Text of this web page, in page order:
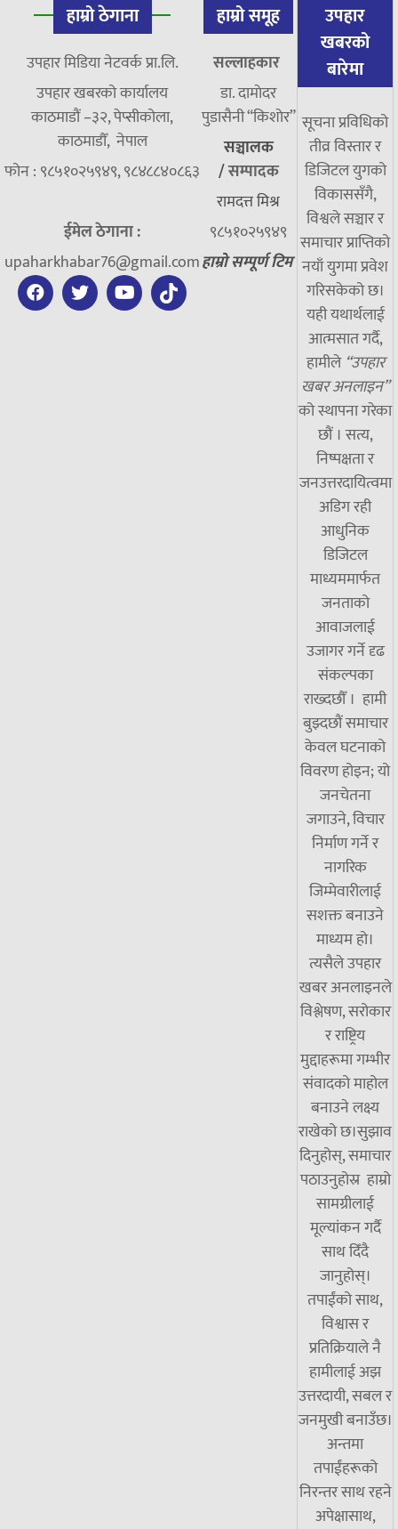
हाम्रो ठेगाना
उपहार मिडिया नेटवर्क प्रा.लि.
उपहार खबरको कार्यालय
काठमाडौं –३२, पेप्सीकोला,
काठमाडौँ, नेपाल
फोन : ९८५१०२५९४९, ९८४८८४०८६३
ईमेल ठेगाना :
upaharkhabar76@gmail.com
हाम्रो समूह
सल्लाहकार
डा. दामाेदर
पुडासैनी “किशाेर”
सञ्चालक
/सम्पादक
रामदत्त मिश्र
९८५१०२५९४९
हाम्रो सम्पूर्ण टिम
उपहार
खबरको
बारेमा
सूचना प्रविधिको
तीव्र विस्तार र
डिजिटल युगको
विकाससँगै,
विश्वले सञ्चार र
समाचार प्राप्तिको
नयाँ युगमा प्रवेश
गरिसकेको छ।
यही यथार्थलाई
आत्मसात गर्दै,
हामीले “उपहार
खबर अनलाइन”
को स्थापना गरेका
छौं । सत्य,
निष्पक्षता र
जनउत्तरदायित्वमा
अडिग रही
आधुनिक
डिजिटल
माध्यममार्फत
जनताको
आवाजलाई
उजागर गर्ने दृढ
संकल्पका
राख्दछौँ । हामी
बुझ्दछौं समाचार
केवल घटनाको
विवरण होइन; यो
जनचेतना
जगाउने, विचार
निर्माण गर्ने र
नागरिक
जिम्मेवारीलाई
सशक्त बनाउने
माध्यम हो।
त्यसैले उपहार
खबर अनलाइनले
विश्लेषण, सरोकार
र राष्ट्रिय
मुद्दाहरूमा गम्भीर
संवादको माहोल
बनाउने लक्ष्य
राखेको छ।सुझाव
दिनुहोस्, समाचार
पठाउनुहोस्र हाम्रो
सामग्रीलाई
मूल्यांकन गर्दै
साथ दिँदै
जानुहोस्।
तपाईंको साथ,
विश्वास र
प्रतिक्रियाले नै
हामीलाई अझ
उत्तरदायी, सबल र
जनमुखी बनाउँछ।
अन्तमा
तपाईंहरूको
निरन्तर साथ रहने
अपेक्षासाथ,